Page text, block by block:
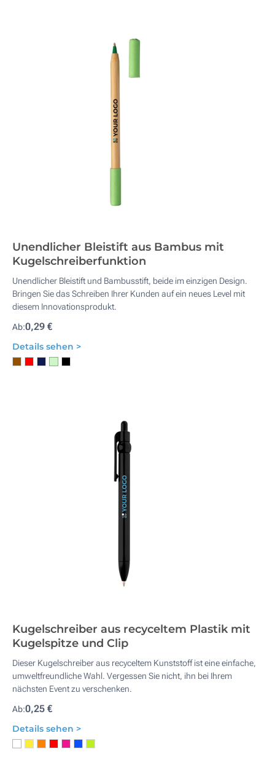
Unendlicher Bleistift aus Bambus mit
Kugelschreiberfunktion
Unendlicher Bleistift und Bambusstift, beide im einzigen Design.
Bringen Sie das Schreiben Ihrer Kunden auf ein neues Level mit
diesem Innovationsprodukt.
Ab:0,29 €
Details sehen >
Kugelschreiber aus recyceltem Plastik mit
Kugelspitze und Clip
Dieser Kugelschreiber aus recyceltem Kunststoff ist eine einfache,
umweltfreundliche Wahl. Vergessen Sie nicht, ihn bei Ihrem
nächsten Event zu verschenken.
Ab:0,25 €
Details sehen >